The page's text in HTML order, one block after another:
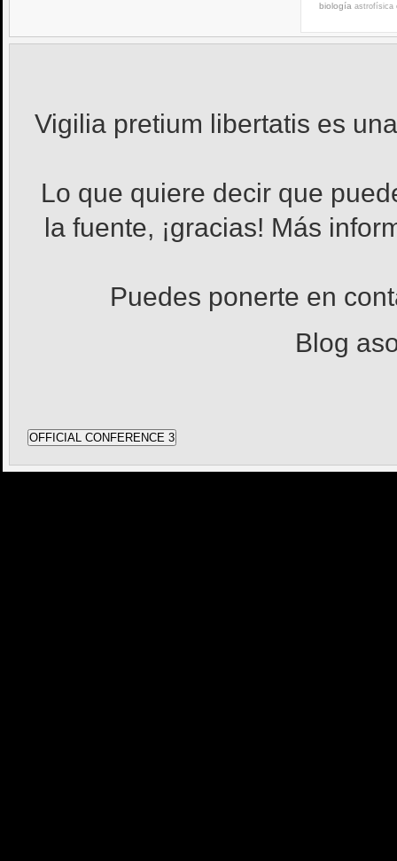
biología astrofísica
Vigilia pretium libertatis es
Lo que quiere decir que
la fuente, ¡gracias! Más
Puedes ponerte en
Blog
OFFICIAL CONFERENCE 3